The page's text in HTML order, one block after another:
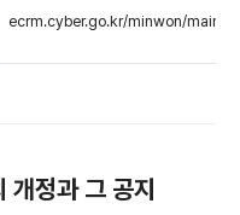
ecrm.cyber.go.kr/minwon/main
개정과 그 공지